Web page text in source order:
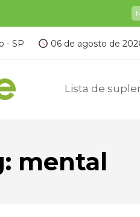
- SP 06 de agosto de
Lista de
mental